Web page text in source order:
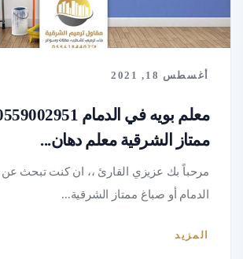
أغسطس 18, 2021
ممتاز الشرقية معلم دهان...
مرحباً بك عزيزي القارئ ،، ان كنت تبحث عن
الدمام أو صباغ ممتاز الشرقية...
المزيد